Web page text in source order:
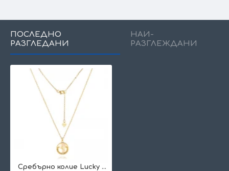
ПОСЛЕДНО
РАЗГЛЕДАНИ
НАЙ-
РАЗГЛЕЖДАНИ
Сребърно колие Lucky Star